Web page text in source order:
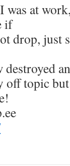
was at
if
drop, just
off topic